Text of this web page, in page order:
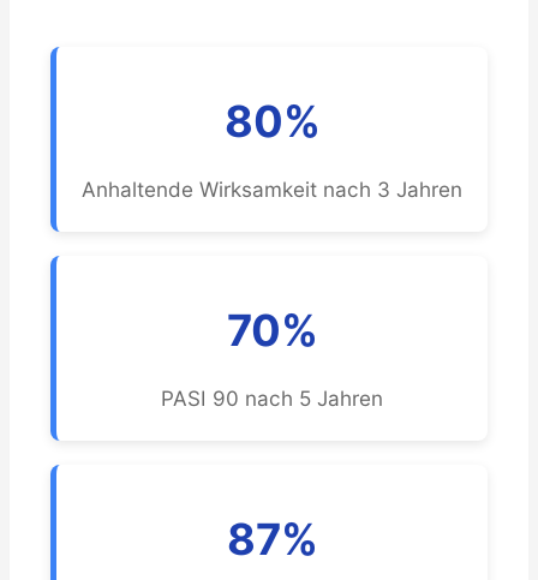
80%
Anhaltende Wirksamkeit nach 3 Jahren
70%
PASI 90 nach 5 Jahren
87%